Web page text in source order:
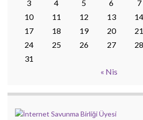
3
4 5 6 7
10
11 12 13 14
17
18 19 20 21
24
25 26 27 28
31
« Nis